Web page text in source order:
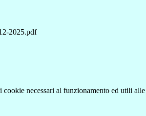
2025.pdf
necessari al funzionamento ed utili